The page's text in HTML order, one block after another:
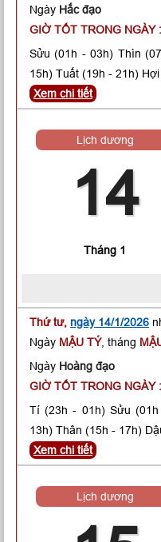
Ngày Hắc đạo
GIỜ TỐT TRONG NGÀY :
Sửu (01h - 03h) Thìn
15h) Tuất (19h - 21h) Hợi
Xem chi tiết
Lịch dương
14
Tháng 1
Thứ tư, ngày 14/1/2026
Ngày MẬU TÝ, tháng
Ngày Hoàng đạo
GIỜ TỐT TRONG NGÀY :
Tí (23h - 01h) Sửu
13h) Thân (15h - 17h)
Xem chi tiết
Lịch dương